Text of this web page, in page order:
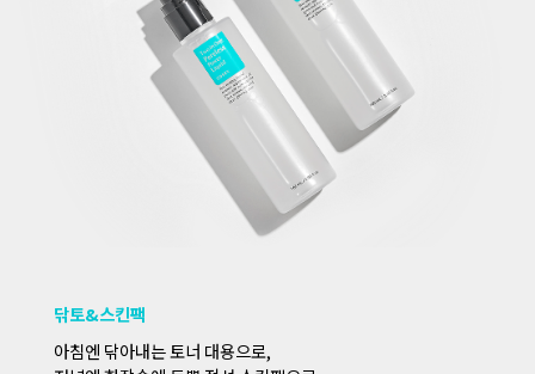
닦토&스킨팩
아침엔 닦아내는 토너 대용으로,